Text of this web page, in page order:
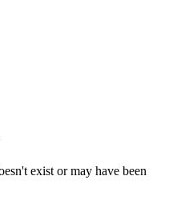
exist or may have been